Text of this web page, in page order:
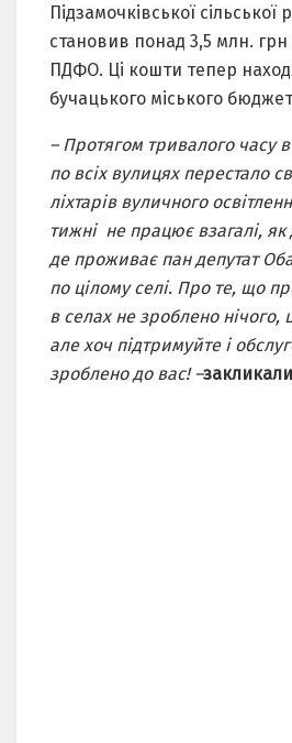
Підзамочківської сільської
становив понад 3,5 млн. грн
ПДФО. Ці кошти тепер
бучацького міського
– Протягом тривалого часу
по всіх вулицях перестало
ліхтарів вуличного
тижні не працює взагалі,
де проживає пан депутат
по цілому селі. Про те, що
в селах не зроблено нічого,
але хоч підтримуйте і
зроблено до вас! –